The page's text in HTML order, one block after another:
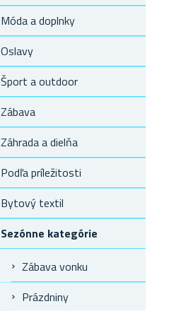
Móda a doplnky
Oslavy
Šport a outdoor
Zábava
Záhrada a dielňa
Podľa príležitosti
Bytový textil
Sezónne kategórie
Zábava vonku
Prázdniny